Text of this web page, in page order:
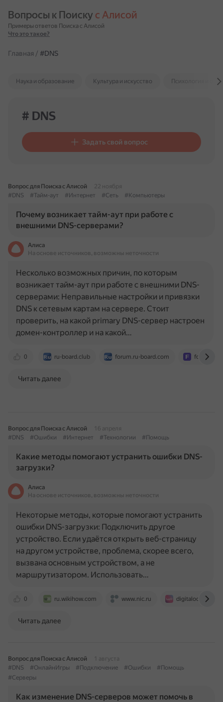
Вопросы к Поиску с Алисой
Примеры ответов Поиска с Алисой
Что это такое?
Главная / #DNS
Наука и образование Культура и искусство Психология и
# DNS
Задать свой вопрос
Вопрос для Поиска с Алисой
22 ноября
#DNS
#Тайм-аут #Интернет #Сеть #Компьютеры
Почему возникает тайм-аут при работе с
внешними DNS-серверами?
Алиса
На основе источников, возможны неточности
0 ru-board.club forum.ru-board.com
Несколько возможных причин, по которым
возникает тайм-аут при работе с внешними DNS-
серверами: Неправильные настройки и привязки
DNS к сетевым картам на сервере. Стоит
проверить, на какой primary DNS-сервер настроен
домен-контроллер и на какой…
Читать далее
Вопрос для Поиска с Алисой
16 апреля
#DNS
#Ошибки #Интернет #Технологии #Помощь
Какие методы помогают устранить ошибки DNS-
загрузки?
Алиса
На основе источников, возможны неточности
0 ru.wikihow.com www.nic.ru digitalocean.ru
Некоторые методы, которые помогают устранить
ошибки DNS-загрузки: Подключить другое
устройство. Если удаётся открыть веб-страницу
на другом устройстве, проблема, скорее всего,
вызвана основным устройством, а не
маршрутизатором. Использовать…
Читать далее
Вопрос для Поиска с Алисой
1 августа
#DNS
#ОнлайнИгры #Подключение #Ошибки
#Помощь
#Серверы
Как изменение DNS-серверов может помочь в